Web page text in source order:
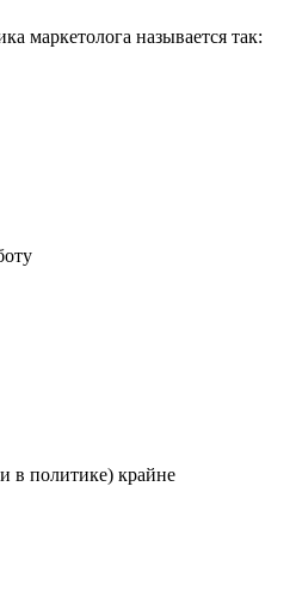
маркетолога называется так:
в политике) крайне